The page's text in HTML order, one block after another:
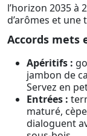
l’horizon 2035 à
d’arômes et
Accords mets
Apéritifs :
jambon de
Servez en
Entrées :
maturé,
dialoguent